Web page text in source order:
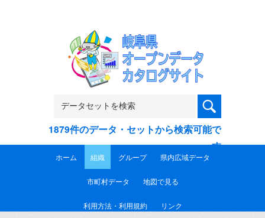
1879件のデータ・セットから検索可能で
す
ホーム 組織 グループ 県内広域データ
市町村データ 地図で見る
利用方法・利用規約 リンク